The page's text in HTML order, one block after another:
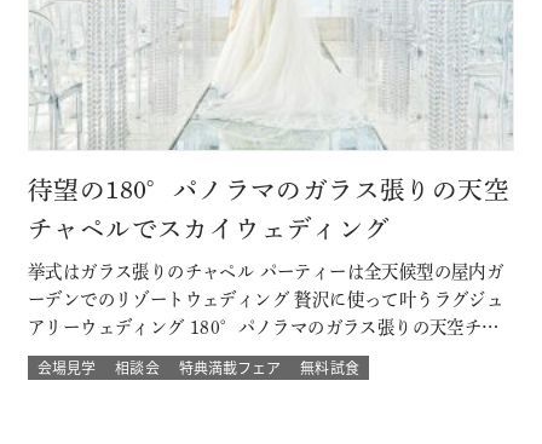
待望の180°パノラマのガラス張りの天空
チャペルでスカイウェディング
挙式はガラス張りのチャペル パーティーは全天候型の屋内ガ
ーデンでのリゾートウェディング 贅沢に使って叶うラグジュ
アリーウェディング 180°パノラマのガラス張りの天空チャ
ペルでは 流れる雲や透き通る青空に包まれ まるで空の上で
挙げる結婚式 組数限定！でご提供！ このフェアに含まれるコ
会場見学 相談会 特典満載フェア 無料試食